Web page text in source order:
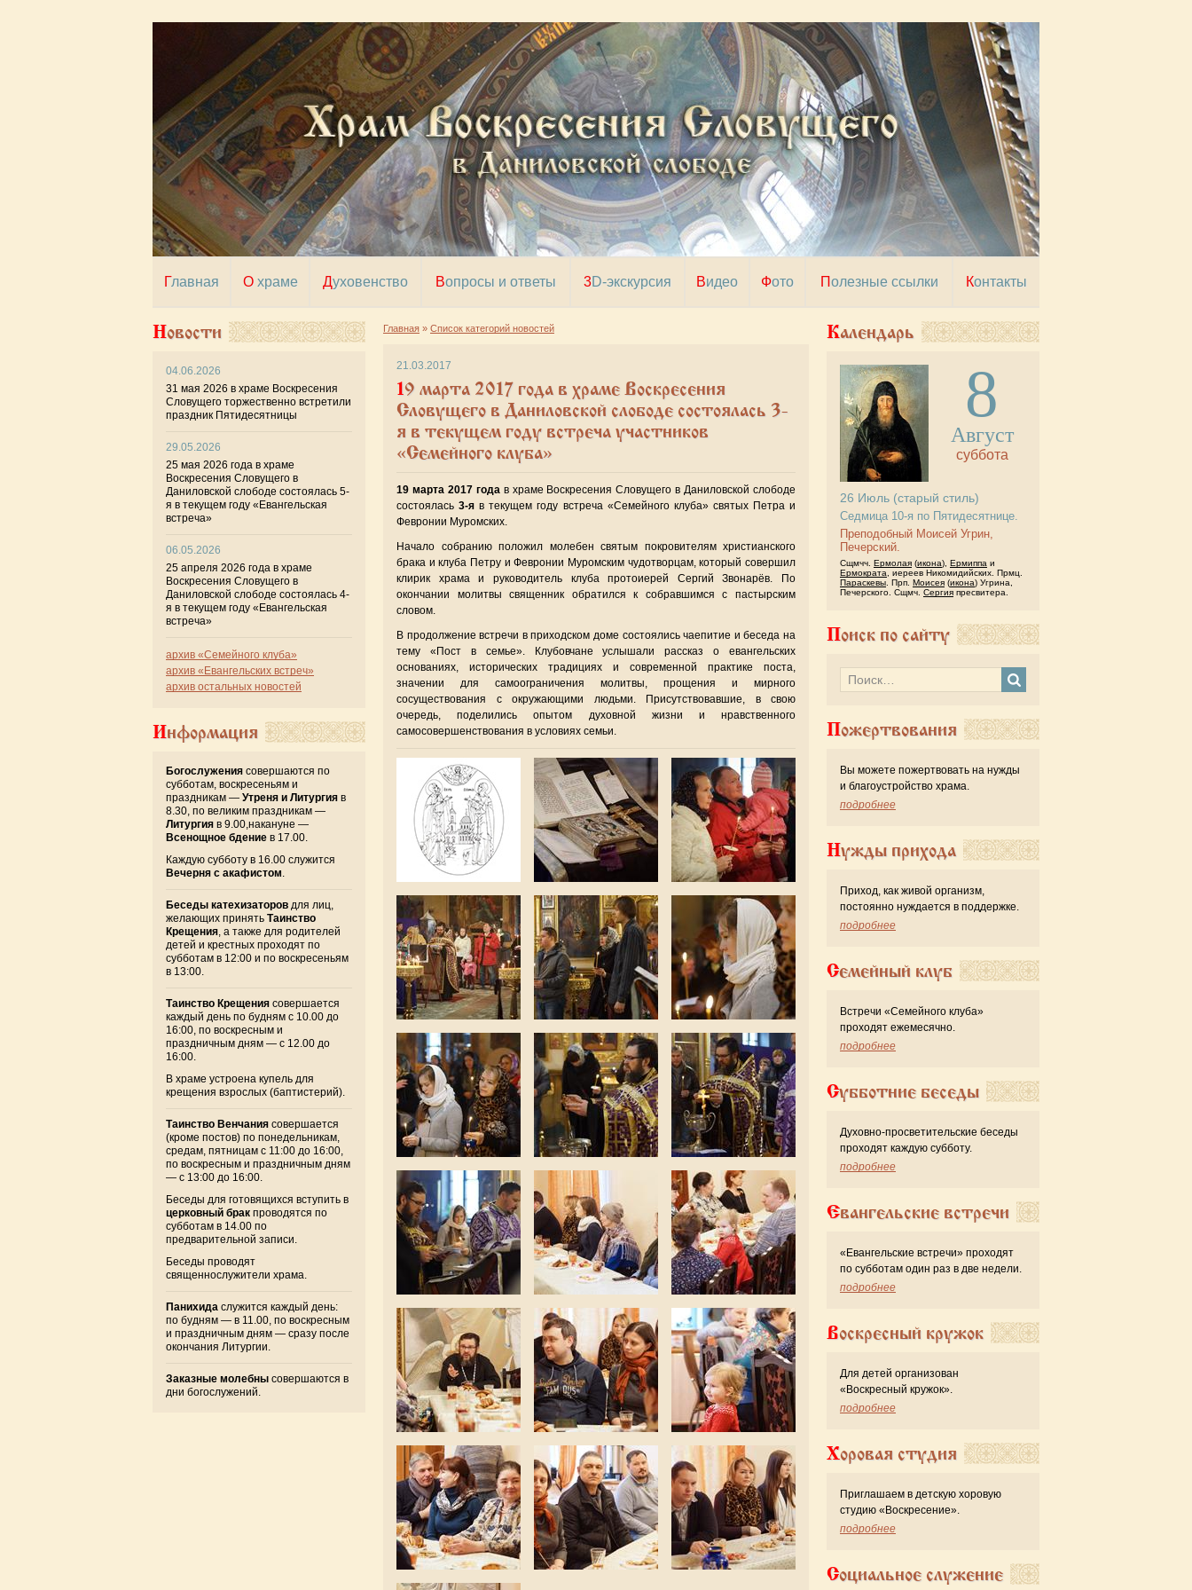
Главная О храме Духовенство Вопросы и ответы 3D-экскурсия Видео Фото Полезные ссылки Контакты
Главная » Список категорий новостей
21.03.2017
19 марта 2017 года в храме Воскресения
Словущего в Даниловской слободе состоялась 3-
я в текущем году встреча участников
«Семейного клуба»
19 марта 2017 годав храме Воскресения Словущего в Даниловской слободе
состоялась3-я в текущем году встреча «Семейного клуба» святых Петра и
Февронии Муромских.
Начало собранию положил молебен святым покровителям христианского
брака и клуба Петру и Февронии Муромским чудотворцам, который совершил
клирик храма и руководитель клуба протоиерей Сергий Звонарёв. По
окончании молитвы священник обратился к собравшимся с пастырским
словом.
В продолжение встречи в приходском доме состоялись чаепитие и беседа на
тему «Пост в семье». Клубовчане услышали рассказ о евангельских
основаниях, исторических традициях и современной практике поста,
значении для самоограничения молитвы, прощения и мирного
сосуществования с окружающими людьми. Присутствовавшие, в свою
очередь, поделились опытом духовной жизни и нравственного
самосовершенствования в условиях семьи.
Новости
04.06.2026
31 мая 2026 в храме Воскресения
Словущего торжественно встретили
праздник Пятидесятницы
29.05.2026
25 мая 2026 года в храме
Воскресения Словущего в
Даниловской слободе состоялась 5-
я в текущем году «Евангельская
встреча»
06.05.2026
25 апреля 2026 года в храме
Воскресения Словущего в
Даниловской слободе состоялась 4-
я в текущем году «Евангельская
встреча»
архив «Семейного клуба»
архив «Евангельских встреч»
архив остальных новостей
Информация
Богослужения совершаются по
субботам, воскресеньям и
праздникам — Утреня и Литургия в
8.30, по великим праздникам —
Литургия в 9.00,накануне —
Всенощное бдение в 17.00.
Каждую субботу в 16.00 служится
Вечерня с акафистом.
Беседы катехизаторов для лиц,
желающих принять Таинство
Крещения, а также для родителей
детей и крестных проходят по
субботам в 12:00 и по воскресеньям
в 13:00.
Таинство Крещения совершается
каждый день по будням с 10.00 до
16:00, по воскресным и
праздничным дням — с 12.00 до
16:00.
В храме устроена купель для
крещения взрослых (баптистерий).
Таинство Венчания совершается
(кроме постов) по понедельникам,
средам, пятницам с 11:00 до 16:00,
по воскресным и праздничным дням
— с 13:00 до 16:00.
Беседы для готовящихся вступить в
церковный брак проводятся по
субботам в 14.00 по
предварительной записи.
Беседы проводят
священнослужители храма.
Панихида служится каждый день:
по будням — в 11.00, по воскресным
и праздничным дням — сразу после
окончания Литургии.
Заказные молебны совершаются в
дни богослужений.
Календарь
8
Август
суббота
26 Июль (старый стиль)
Седмица 10-я по Пятидесятнице.
Преподобный Моисей Угрин,
Печерский.
Сщмчч. Ермолая (икона), Ермиппа и
Ермократа, иереев Никомидийских. Прмц.
Параскевы. Прп. Моисея (икона) Угрина,
Печерского. Сщмч. Сергия пресвитера.
Поиск по сайту
Пожертвования
Вы можете пожертвовать на нужды
и благоустройство храма.
подробнее
Нужды прихода
Приход, как живой организм,
постоянно нуждается в поддержке.
подробнее
Семейный клуб
Встречи «Семейного клуба»
проходят ежемесячно.
подробнее
Субботние беседы
Духовно-просветительские беседы
проходят каждую субботу.
подробнее
Евангельские встречи
«Евангельские встречи» проходят
по субботам один раз в две недели.
подробнее
Воскресный кружок
Для детей организован
«Воскресный кружок».
подробнее
Хоровая студия
Приглашаем в детскую хоровую
студию «Воскресение».
подробнее
Социальное служение